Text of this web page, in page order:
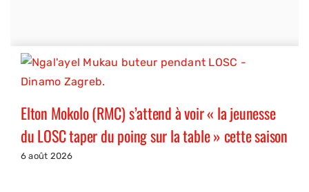
Elton Mokolo (RMC) s’attend à voir « la jeunesse
du LOSC taper du poing sur la table » cette saison
6 août 2026